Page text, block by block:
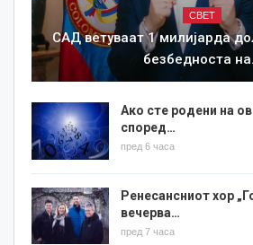
СВЕТ
САД ветуваат 1 милијарда
безбедноста
Ако сте родени на
според…
пред 6 часа
Ренесансниот хор
вечерва…
пред 7 часа